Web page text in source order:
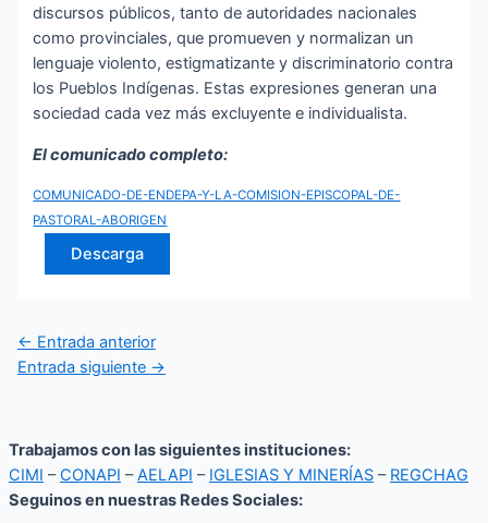
discursos públicos, tanto de autoridades nacionales
como provinciales, que promueven y normalizan un
lenguaje violento, estigmatizante y discriminatorio contra
los Pueblos Indígenas. Estas expresiones generan una
sociedad cada vez más excluyente e individualista.
El comunicado completo:
COMUNICADO-DE-ENDEPA-Y-LA-COMISION-EPISCOPAL-DE-
PASTORAL-ABORIGEN
Descarga
← Entrada anterior
Entrada siguiente →
Trabajamos con las siguientes instituciones:
CIMI –CONAPI –AELAPI – IGLESIAS Y MINERÍAS – REGCHAG
Seguinos en nuestras Redes Sociales: